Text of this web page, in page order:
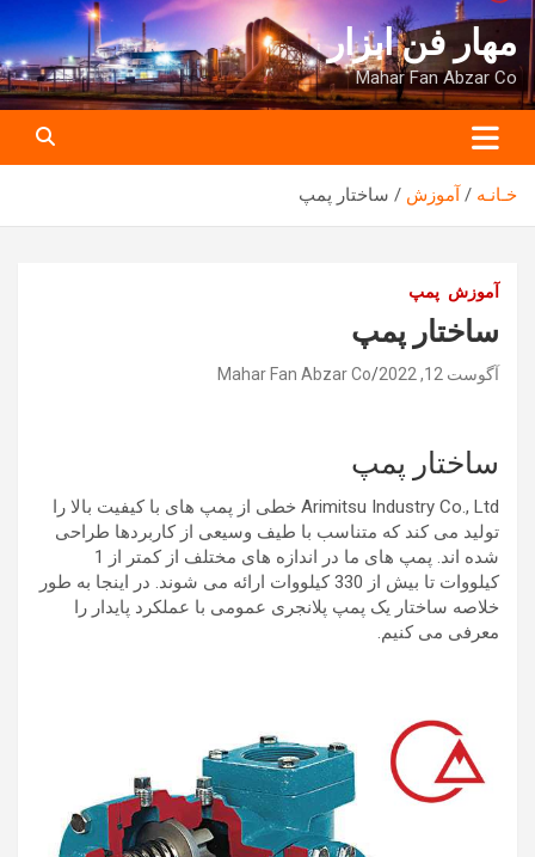
به
محتوا
برویدمهار فن ابزار
Mahar Fan Abzar Co
خـانـه آموزش ساختار پمپ
آموزش پمپ
ساختار پمپ
آگوست 12, 2022 Mahar Fan Abzar Co
ساختار پمپ
Arimitsu Industry Co., Ltd خطی از پمپ های با کیفیت بالا را
تولید می کند که متناسب با طیف وسیعی از کاربردها طراحی
شده اند. پمپ های ما در اندازه های مختلف از کمتر از 1
کیلووات تا بیش از 330 کیلووات ارائه می شوند. در اینجا به طور
خلاصه ساختار یک پمپ پلانجری عمومی با عملکرد پایدار را
معرفی می کنیم.